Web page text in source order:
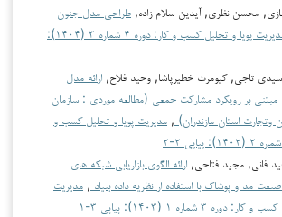
محسن نظری, آیدین سلام زاده, طراحی مدل جنون
مدیریت پویا و تحلیل کسب و کار: دوره ۴ شماره ۳ (۱۴۰۴):
تاجی, کیومرث خطیرپاشا, وحید فلاح, ارائه مدل
مبتنی بر رویکرد مشارکت جمعی (مطالعه موردی : سازمان
استان مازندران) , مدیریت پویا و تحلیل کسب و
فانی, مجید فتاحی, ارائه الگوی بازاریابی شبکه های
مد و پوشاک با استفاده از نظریه داده بنیاد , مدیریت
۳ شماره ۱ (۱۴۰۳): پیاپی ۳-۱